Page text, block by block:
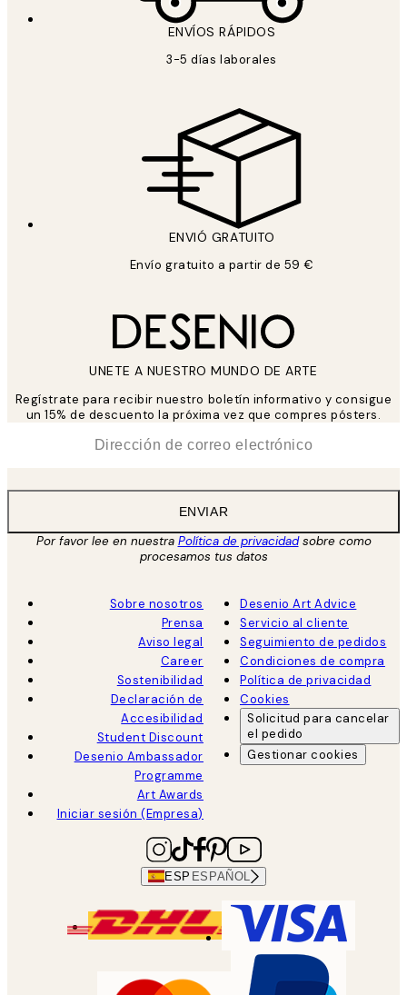
ENVÍOS RÁPIDOS
3-5 días laborales
ENVIÓ GRATUITO
Envío gratuito a partir de 59 €
UNETE A NUESTRO MUNDO DE ARTE
Regístrate para recibir nuestro boletín informativo y consigue
un 15% de descuento la próxima vez que compres pósters.
ENVIAR
Por favor lee en nuestra Política de privacidadsobre como
procesamos tus datos
Sobre nosotros
Prensa
Aviso legal
Career
Sostenibilidad
Declaración de
Accesibilidad
Student Discount
Desenio Ambassador
Programme
Art Awards
Iniciar sesión (Empresa)
Desenio Art Advice
Servicio al cliente
Seguimiento de pedidos
Condiciones de compra
Política de privacidad
Cookies
Solicitud para cancelar
el pedido
Gestionar cookies
ESP ESPAÑOL